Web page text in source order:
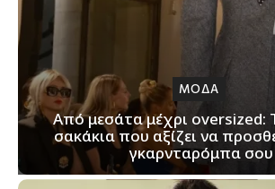
ΜΟΔΑ
Από μεσάτα μέχρι oversized:
σακάκια που αξίζει να
γκαρνταρόμπα σου